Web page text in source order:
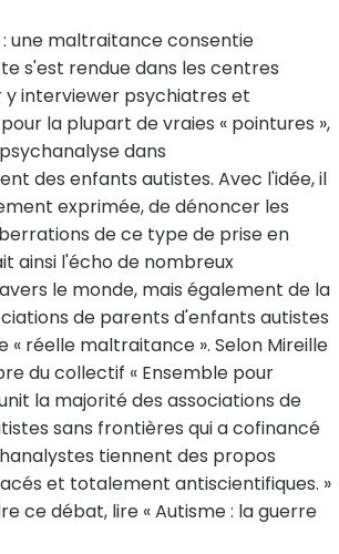
une maltraitance consentie
s'est rendue dans les centres
y interviewer psychiatres et
la plupart de vraies « pointures »,
dans
des enfants autistes. Avec l'idée, il
exprimée, de dénoncer les
de ce type de prise en
ainsi l'écho de nombreux
le monde, mais également de la
de parents d'enfants autistes
« réelle maltraitance ». Selon Mireille
du collectif « Ensemble pour
la majorité des associations de
sans frontières qui a cofinancé
tiennent des propos
et totalement antiscientifiques. »
ce débat, lire « Autisme : la guerre